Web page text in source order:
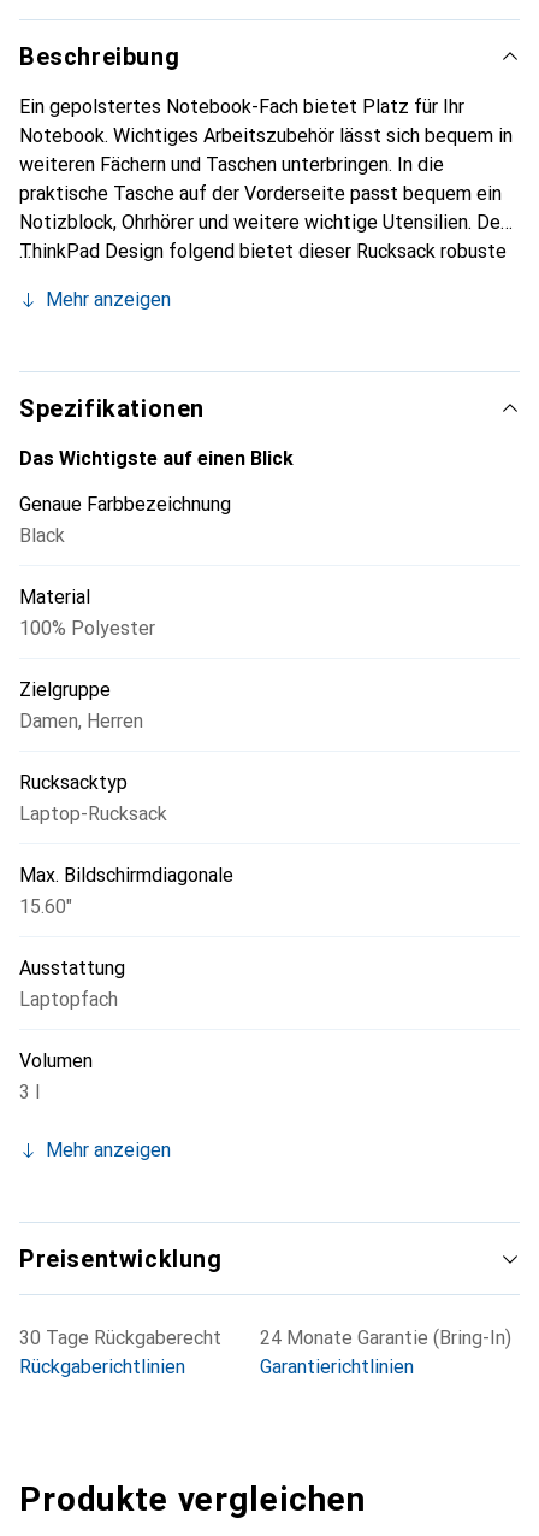
Beschreibung
Ein gepolstertes Notebook-Fach bietet Platz für Ihr
Notebook. Wichtiges Arbeitszubehör lässt sich bequem in
weiteren Fächern und Taschen unterbringen. In die
praktische Tasche auf der Vorderseite passt bequem ein
Notizblock, Ohrhörer und weitere wichtige Utensilien. Dem
ThinkPad Design folgend bietet dieser Rucksack robuste
Notebooks und Ultrabooks mit bis zu 39,6 cm (15,6")
Mehr anzeigen
Spezifikationen
Das Wichtigste auf einen Blick
Genaue Farbbezeichnung
Black
Material
100% Polyester
Zielgruppe
Damen, Herren
Rucksacktyp
Laptop-Rucksack
Max. Bildschirmdiagonale
15.60"
Ausstattung
Laptopfach
Volumen
3 l
Mehr anzeigen
Preisentwicklung
30 Tage Rückgaberecht
Rückgaberichtlinien
24 Monate Garantie (Bring-In)
Garantierichtlinien
Produkte vergleichen